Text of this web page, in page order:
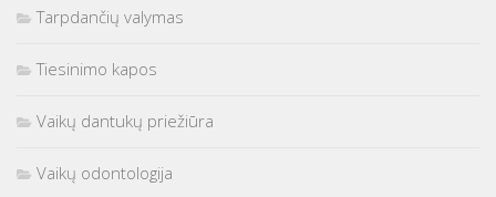
Tarpdančių valymas
Tiesinimo kapos
Vaikų dantukų priežiūra
Vaikų odontologija